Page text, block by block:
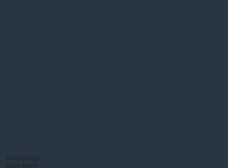
Rekrutacja
czas start: